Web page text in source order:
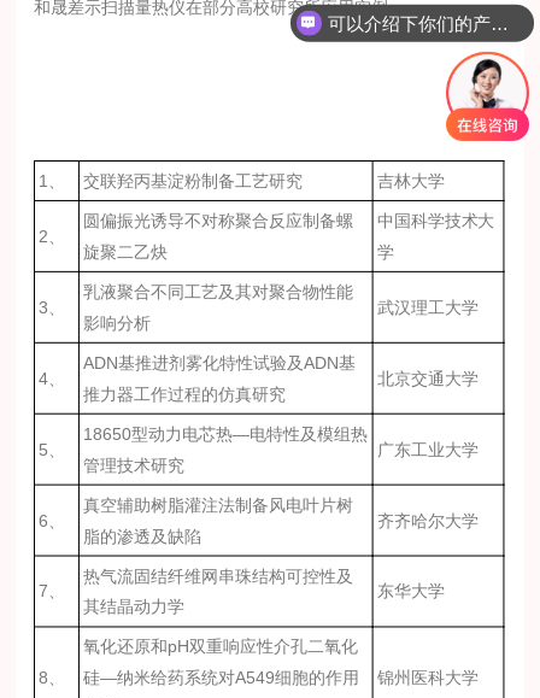
和晟差示扫描量热仪在部分高校研究所应用实例
1、 交联羟丙基淀粉制备工艺研究 吉林大学
2、
圆偏振光诱导不对称聚合反应制备螺
旋聚二乙炔
中国科学技术大
学
3、
乳液聚合不同工艺及其对聚合物性能
影响分析
武汉理工大学
4、
ADN基推进剂雾化特性试验及ADN基
推力器工作过程的仿真研究
北京交通大学
5、
18650型动力电芯热—电特性及模组热
管理技术研究
广东工业大学
6、
真空辅助树脂灌注法制备风电叶片树
脂的渗透及缺陷
齐齐哈尔大学
7、
热气流固结纤维网串珠结构可控性及
其结晶动力学
东华大学
8、
氧化还原和pH双重响应性介孔二氧化
硅—纳米给药系统对A549细胞的作用
锦州医科大学
如何联系你们公司？